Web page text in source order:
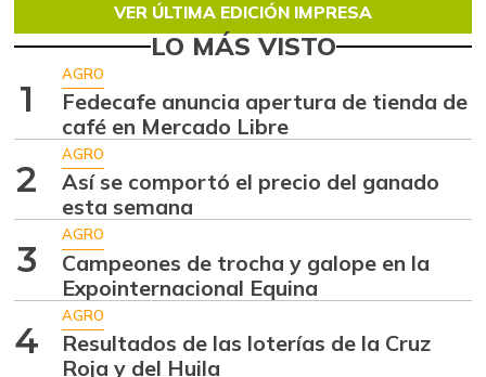
VER ÚLTIMA EDICIÓN IMPRESA
LO MÁS VISTO
1
AGRO
Fedecafe anuncia apertura de tienda de
café en Mercado Libre
2
AGRO
Así se comportó el precio del ganado
esta semana
3
AGRO
Campeones de trocha y galope en la
Expointernacional Equina
4
AGRO
Resultados de las loterías de la Cruz
Roja y del Huila